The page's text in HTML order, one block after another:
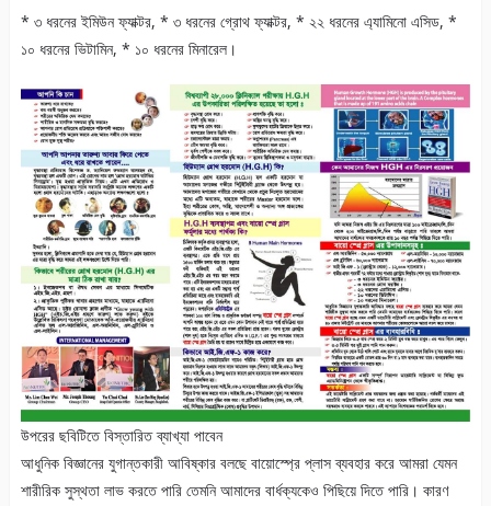
* ৩ ধরনের ইমিউন ফ্যাক্টর, * ৩ ধরনের গ্রোথ ফ্যাক্টর, * ২২ ধরনের এ্যামিনো এসিড, *
১০ ধরনের ভিটামিন, * ১০ ধরনের মিনারেল।
উপরের ছবিটিতে বিস্তারিত ব্যাখ্যা পাবেন
আধুনিক বিজ্ঞানের যুগান্তকারী আবিষ্কার বলছে বায়োস্প্রে প্লাস ব্যবহার করে আমরা যেমন
শারীরিক সুস্থতা লাভ করতে পারি তেমনি আমাদের বার্ধক্যকেও পিছিয়ে দিতে পারি। কারণ